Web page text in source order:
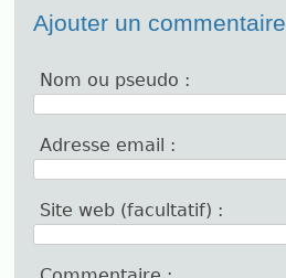
Ajouter un commentaire
Nom ou pseudo :
Adresse email :
Site web (facultatif) :